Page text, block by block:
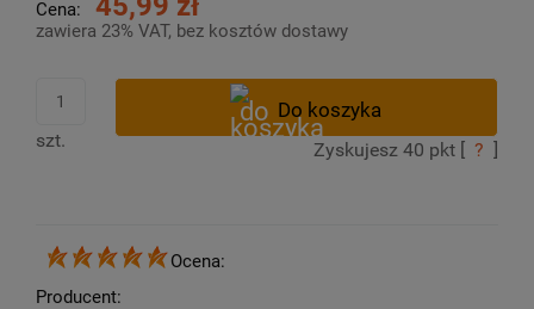
Cena:
zawiera 23% VAT, bez kosztów dostawy
szt. Zyskujesz 40 pkt [ ? ]
Ocena:
Producent: